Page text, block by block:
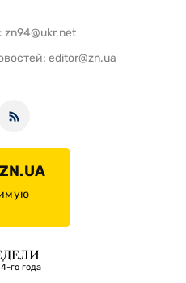
zn94@ukr.net
editor@zn.ua
го года